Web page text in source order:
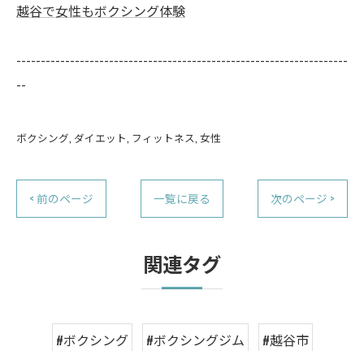
越谷で女性もボクシング体験
--------------------------------------------------------------------
--
ボクシング ダイエット フィットネス 女性
< 前のページ 一覧に戻る 次のページ >
関連タグ
#ボクシング #ボクシングジム
#越谷市